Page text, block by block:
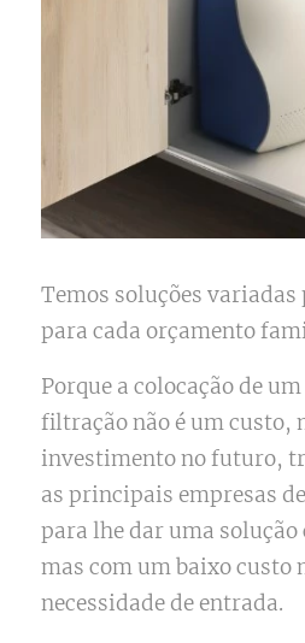
Temos soluções variadas
para cada orçamento
Porque a colocação de
filtração não é um custo,
investimento no futuro,
as principais empresas
para lhe dar uma
mas com um baixo custo
necessidade de entrada.